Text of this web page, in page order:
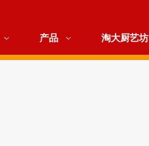
产品 淘大厨艺坊